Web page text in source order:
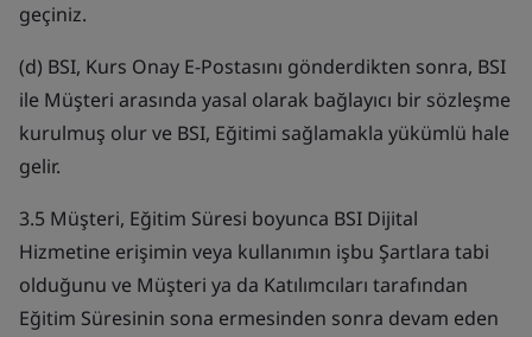
geçiniz.
(d) BSI, Kurs Onay E-Postasını gönderdikten sonra, BSI
ile Müşteri arasında yasal olarak bağlayıcı bir sözleşme
kurulmuş olur ve BSI, Eğitimi sağlamakla yükümlü hale
gelir.
3.5 Müşteri, Eğitim Süresi boyunca BSI Dijital
Hizmetine erişimin veya kullanımın işbu Şartlara tabi
olduğunu ve Müşteri ya da Katılımcıları tarafından
Eğitim Süresinin sona ermesinden sonra devam eden